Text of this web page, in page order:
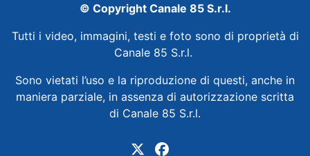
© Copyright Canale 85 S.r.l.
Tutti i video, immagini, testi e foto sono di proprietà di
Canale 85 S.r.l.
Sono vietati l’uso e la riproduzione di questi, anche in
maniera parziale, in assenza di autorizzazione scritta
di Canale 85 S.r.l.